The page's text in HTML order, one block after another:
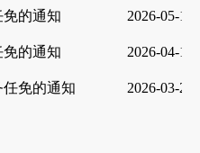
的通知 2026-05-10
的通知 2026-04-19
免的通知 2026-03-28